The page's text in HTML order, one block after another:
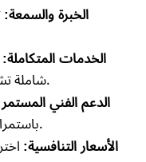
الخبرة والسمعة:
الخدمات المتكاملة:
شاملة تشمل التصميم، والبرمجة، والسيو.
الدعم الفني
باستمرار لضمان استمرارية عمل الموقع.
الأسعار التنافسية: